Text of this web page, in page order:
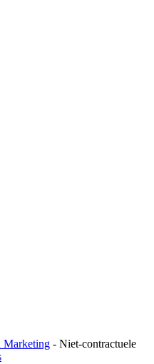
Marketing - Niet-contractuele